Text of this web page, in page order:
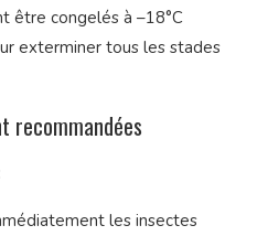
être congelés à –18°C
exterminer tous les stades
recommandées
les insectes